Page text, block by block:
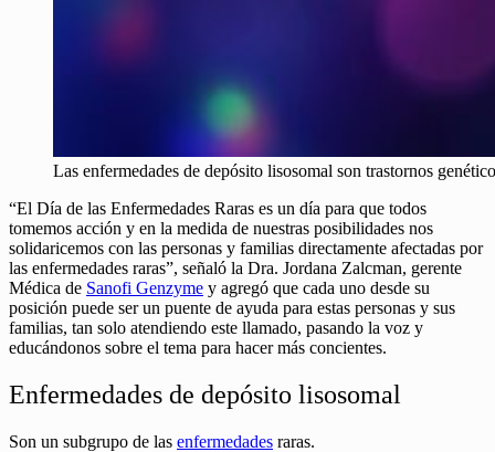
Las enfermedades de depósito lisosomal son trastornos
“El Día de las Enfermedades Raras es un día para que todos
tomemos acción y en la medida de nuestras posibilidades nos
solidaricemos con las personas y familias directamente afectadas por
las enfermedades raras”, señaló la Dra. Jordana Zalcman, gerente
Médica de Sanofi Genzyme y agregó que cada uno desde su
posición puede ser un puente de ayuda para estas personas y sus
familias, tan solo atendiendo este llamado, pasando la voz y
educándonos sobre el tema para hacer más concientes.
Enfermedades de depósito lisosomal
Son un subgrupo de las enfermedades raras.